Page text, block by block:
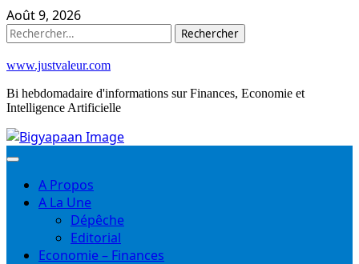
Skip
to
Août 9, 2026
Rechercher :
www.justvaleur.com
Bi hebdomadaire d'informations sur Finances, Economie et
Intelligence Artificielle
A Propos
A La Une
Dépêche
Editorial
Economie – Finances